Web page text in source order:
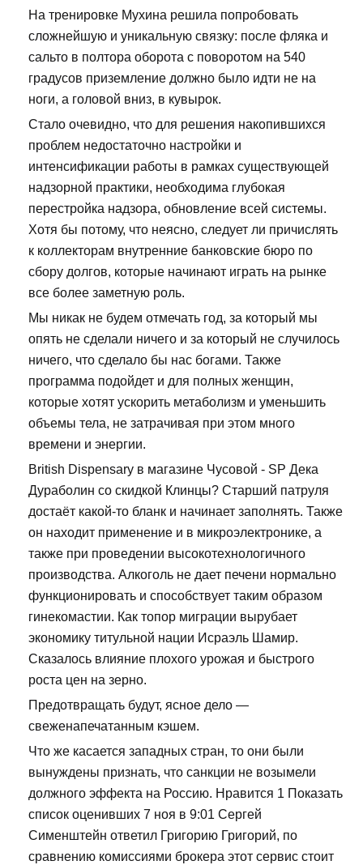
На тренировке Мухина решила попробовать
сложнейшую и уникальную связку: после фляка и
сальто в полтора оборота с поворотом на 540
градусов приземление должно было идти не на
ноги, а головой вниз, в кувырок.
Стало очевидно, что для решения накопившихся
проблем недостаточно настройки и
интенсификации работы в рамках существующей
надзорной практики, необходима глубокая
перестройка надзора, обновление всей системы.
Хотя бы потому, что неясно, следует ли причислять
к коллекторам внутренние банковские бюро по
сбору долгов, которые начинают играть на рынке
все более заметную роль.
Мы никак не будем отмечать год, за который мы
опять не сделали ничего и за который не случилось
ничего, что сделало бы нас богами. Также
программа подойдет и для полных женщин,
которые хотят ускорить метаболизм и уменьшить
объемы тела, не затрачивая при этом много
времени и энергии.
British Dispensary в магазине Чусовой - SP Дека
Дураболин со скидкой Клинцы? Старший патруля
достаёт какой-то бланк и начинает заполнять. Также
он находит применение и в микроэлектронике, а
также при проведении высокотехнологичного
производства. Алкоголь не дает печени нормально
функционировать и способствует таким образом
гинекомастии. Как топор миграции вырубает
экономику титульной нации Исраэль Шамир.
Сказалось влияние плохого урожая и быстрого
роста цен на зерно.
Предотвращать будут, ясное дело —
свеженапечатанным кэшем.
Что же касается западных стран, то они были
вынуждены признать, что санкции не возымели
должного эффекта на Россию. Нравится 1 Показать
список оценивших 7 ноя в 9:01 Сергей
Сименштейн ответил Григорию Григорий, по
сравнению комиссиями брокера этот сервис стоит